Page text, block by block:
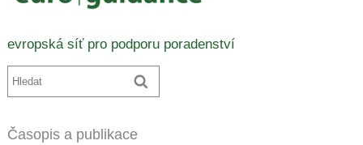
evropská síť pro podporu poradenství
Časopis a publikace